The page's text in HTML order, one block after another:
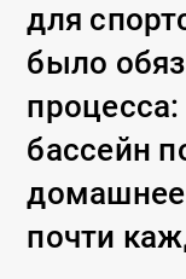
для
было
бассейн
домашнее
почти